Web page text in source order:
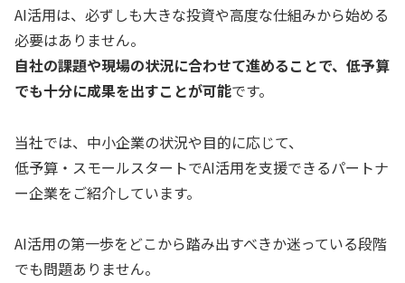
AI活用は、必ずしも大きな投資や高度な仕組みから始める
必要はありません。
自社の課題や現場の状況に合わせて進めることで、低予算
でも十分に成果を出すことが可能です。
当社では、中小企業の状況や目的に応じて、
低予算・スモールスタートでAI活用を支援できるパートナ
ー企業をご紹介しています。
AI活用の第一歩をどこから踏み出すべきか迷っている段階
でも問題ありません。